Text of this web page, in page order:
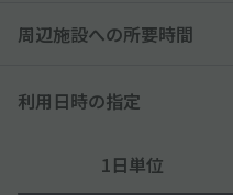
周辺施設への所要時間
利用日時の指定
1日単位